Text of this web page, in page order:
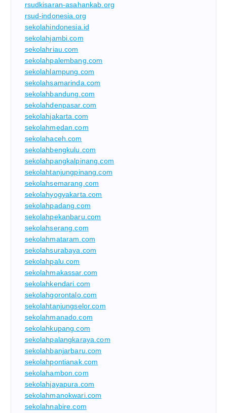
rsudkisaran-asahankab.org
rsud-indonesia.org
sekolahindonesia.id
sekolahjambi.com
sekolahriau.com
sekolahpalembang.com
sekolahlampung.com
sekolahsamarinda.com
sekolahbandung.com
sekolahdenpasar.com
sekolahjakarta.com
sekolahmedan.com
sekolahaceh.com
sekolahbengkulu.com
sekolahpangkalpinang.com
sekolahtanjungpinang.com
sekolahsemarang.com
sekolahyogyakarta.com
sekolahpadang.com
sekolahpekanbaru.com
sekolahserang.com
sekolahmataram.com
sekolahsurabaya.com
sekolahpalu.com
sekolahmakassar.com
sekolahkendari.com
sekolahgorontalo.com
sekolahtanjungselor.com
sekolahmanado.com
sekolahkupang.com
sekolahpalangkaraya.com
sekolahbanjarbaru.com
sekolahpontianak.com
sekolahambon.com
sekolahjayapura.com
sekolahmanokwari.com
sekolahnabire.com